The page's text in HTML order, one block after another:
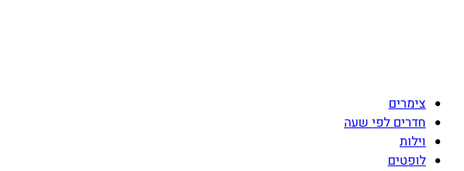
צימרים
חדרים לפי שעה
וילות
לופטים